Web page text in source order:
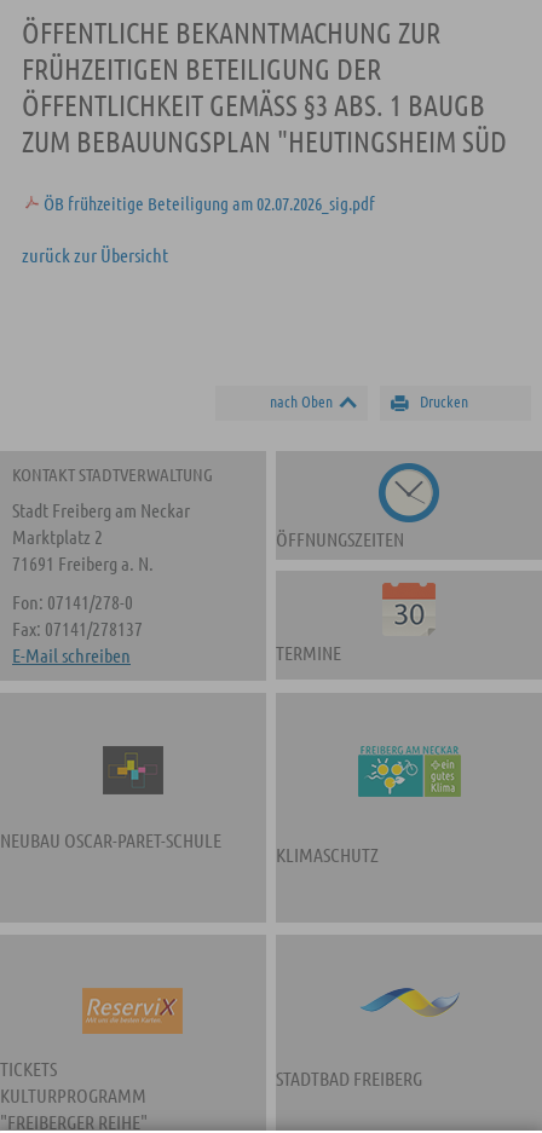
ÖFFENTLICHE BEKANNTMACHUNG ZUR
FRÜHZEITIGEN BETEILIGUNG DER
ÖFFENTLICHKEIT GEMÄSS §3 ABS. 1 BAUGB Z
UM BEBAUUNGSPLAN "HEUTINGSHEIM SÜD
ÖB frühzeitige Beteiligung am 02.07.2026_sig.pdf
zurück zur Übersicht
Drucken
nach Oben
KONTAKT STADTVERWALTUNG
Stadt Freiberg am Neckar
Marktplatz 2
71691 Freiberg a. N.
Fon: 07141/278-0
Fax: 07141/278137
E-Mail schreiben
ÖFFNUNGSZEITEN
TERMINE
NEUBAU OSCAR-PARET-SCHULE
KLIMASCHUTZ
TICKETS
KULTURPROGRAMM
"FREIBERGER REIHE"
STADTBAD FREIBERG